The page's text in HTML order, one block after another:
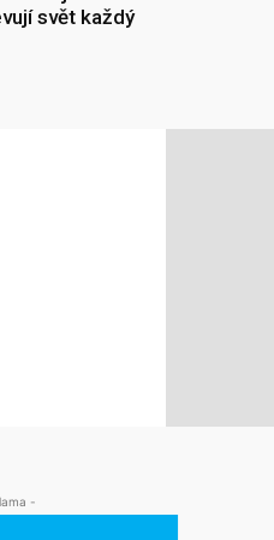
svět každý
-